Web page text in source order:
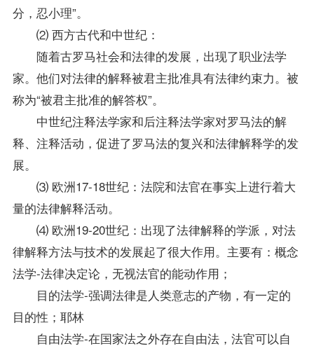
分，忍小理”。
⑵ 西方古代和中世纪：
随着古罗马社会和法律的发展，出现了职业法学
家。他们对法律的解释被君主批准具有法律约束力。被
称为“被君主批准的解答权”。
中世纪注释法学家和后注释法学家对罗马法的解
释、注释活动，促进了罗马法的复兴和法律解释学的发
展。
⑶ 欧洲17-18世纪：法院和法官在事实上进行着大
量的法律解释活动。
⑷ 欧洲19-20世纪：出现了法律解释的学派，对法
律解释方法与技术的发展起了很大作用。主要有：概念
法学-法律决定论，无视法官的能动作用；
目的法学-强调法律是人类意志的产物，有一定的
目的性；耶林
自由法学-在国家法之外存在自由法，法官可以自